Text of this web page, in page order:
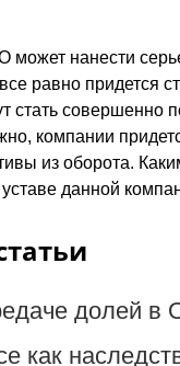
нанести
равно придется
стать совершенно
компании
из оборота.
данной
долей
как